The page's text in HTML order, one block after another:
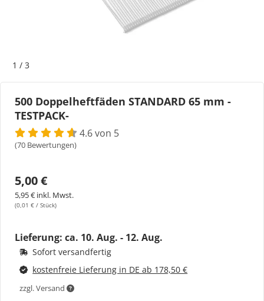
1 / 3
500 Doppelheftfäden STANDARD 65 mm -
TESTPACK-
4.6 von 5
(70 Bewertungen)
5,00 €
5,95 € inkl. Mwst.
(0,01 € / Stück)
Lieferung: ca. 10. Aug. - 12. Aug.
Sofort versandfertig
kostenfreie Lieferung in DE ab 178,50 €
zzgl. Versand
Etikettenspender
Etiketten auf Rolle
Thermoetiketten
Thermotransferetiketten